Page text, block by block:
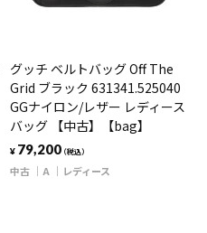
グッチ ベルトバッグ Off The
Grid ブラック 631341.525040
GGナイロン/レザー レディース
バッグ 【中古】【bag】
¥ 79,200（税込）
中古 A レディース